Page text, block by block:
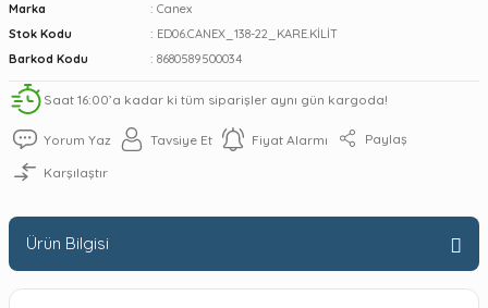
Marka
Canex
Stok Kodu
ED06.CANEX_138-22_KARE.KİLİT
Barkod Kodu
8680589500034
Saat 16:00’a kadar ki tüm siparişler aynı gün kargoda!
Yorum Yaz Tavsiye Et Fiyat Alarmı Paylaş
Karşılaştır
Ürün Bilgisi